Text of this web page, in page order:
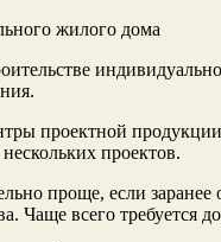
проектной
проектов.
проще, если
Чаще всего